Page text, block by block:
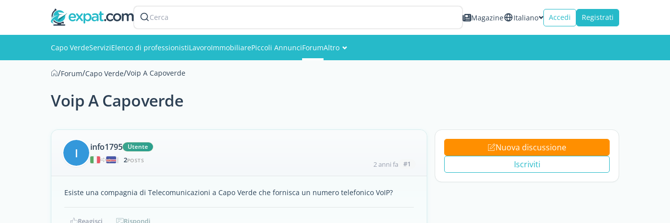
Cerca Magazine Italiano Accedi Registrati
Capo VerdeServiziElenco di professionistiLavoroImmobiliarePiccoli AnnunciForumAltro
/Forum/Capo Verde/Voip A Capoverde
Voip A Capoverde
I info1795
Utente
|
2POSTS 2 anni fa #1
Esiste una compagnia di Telecomunicazioni a Capo Verde che fornisca un numero telefonico VoIP?
Reagisci Rispondi
Nuova discussione
Iscriviti